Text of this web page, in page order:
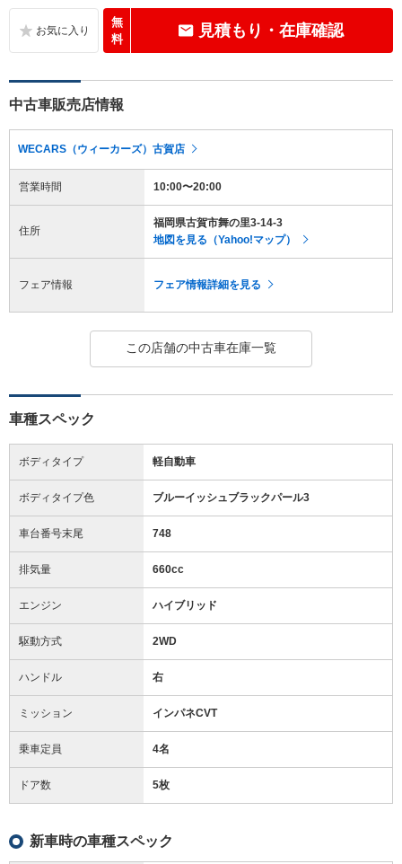
無
料
見積もり・在庫確認
中古車販売店情報
WECARS（ウィーカーズ）古賀店
営業時間 10:00〜20:00
住所
福岡県古賀市舞の里3-14-3
地図を見る（Yahoo!マップ）
フェア情報 フェア情報詳細を見る
この店舗の中古車在庫一覧
車種スペック
ボディタイプ 軽自動車
ボディタイプ色 ブルーイッシュブラックパール3
車台番号末尾 748
排気量 660cc
エンジン ハイブリッド
駆動方式 2WD
ハンドル 右
ミッション インパネCVT
乗車定員 4名
ドア数 5枚
新車時の車種スペック